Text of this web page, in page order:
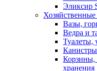
Эликсир
Вазы,
Ведра и
Туалеты,
Корзины,
хранения